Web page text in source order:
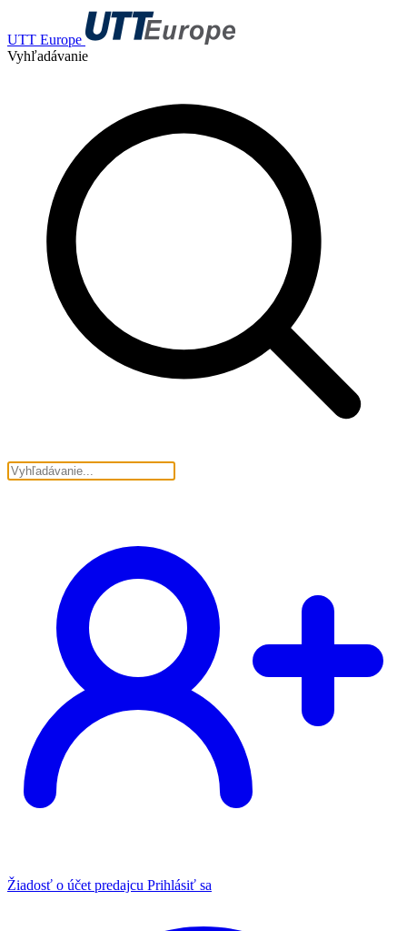
UTT Europe
Vyhľadávanie
Žiadosť o účet predajcu Prihlásiť sa